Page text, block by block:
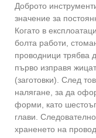
Доброто
значение за
Когато в
болта работи,
проводници трябва
първо изправя
(заготовки). След
налягане, за да
форми, като
глави.
храненето на